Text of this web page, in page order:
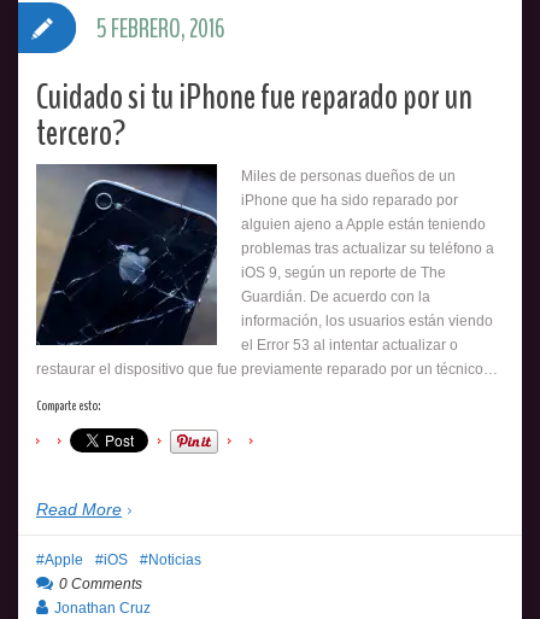
Cuidado si tu iPhone fue reparado por un
tercero?
Miles de personas dueños de un
iPhone que ha sido reparado por
alguien ajeno a Apple están teniendo
problemas tras actualizar su teléfono a
iOS 9, según un reporte de The
Guardián. De acuerdo con la
información, los usuarios están viendo
el Error 53 al intentar actualizar o
restaurar el dispositivo que fue previamente reparado por un técnico…
Comparte esto:
Read More
5 FEBRERO, 2016
Apple iOS
Noticias
0 Comments
Jonathan Cruz